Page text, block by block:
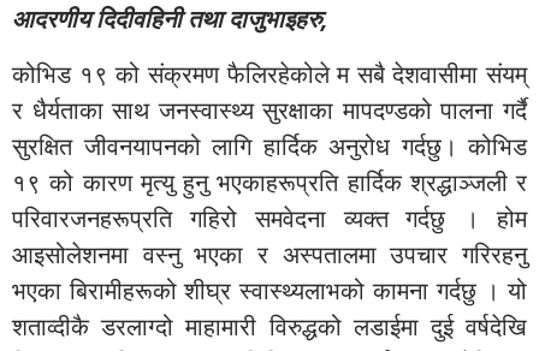
आदरणीय दिदीवहिनी तथा दाजुभाइहरु,
कोभिड १९ को संक्रमण फैलिरहेकोले म सबै देशवासीमा ‍संयम्
र धैर्यताका साथ जनस्वास्थ्य सुरक्षाका मापदण्डको पालना गर्दै
सुरक्षित जीवनयापनको लागि हार्दिक अनुरोध गर्दछु। कोभिड
१९ को कारण मृत्यु हुनु भएकाहरूप्रति हार्दिक श्रद्धाञ्जली र
परिवारजनहरूप्रति गहिरो समवेदना व्यक्त गर्दछु । होम
आइसोलेशनमा वस्नु भएका र अस्पतालमा उपचार गरिरहनु
भएका बिरामीहरूको शीघ्र स्वास्थ्यलाभको कामना गर्दछु । यो
शताव्दीकै डरलाग्दो माहामारी विरुद्धको लडाईमा दुई वर्षदेखि